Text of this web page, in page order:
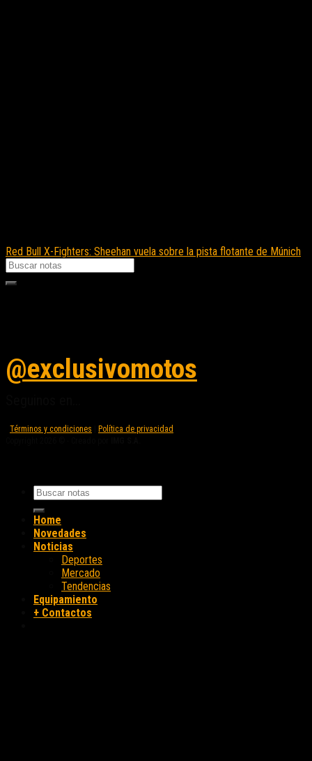
Red Bull X-Fighters: Sheehan vuela sobre la pista flotante de Múnich
@exclusivomotos
Términos y condiciones
Política de privacidad
Home
Novedades
Noticias
Deportes
Mercado
Tendencias
Equipamiento
+ Contactos